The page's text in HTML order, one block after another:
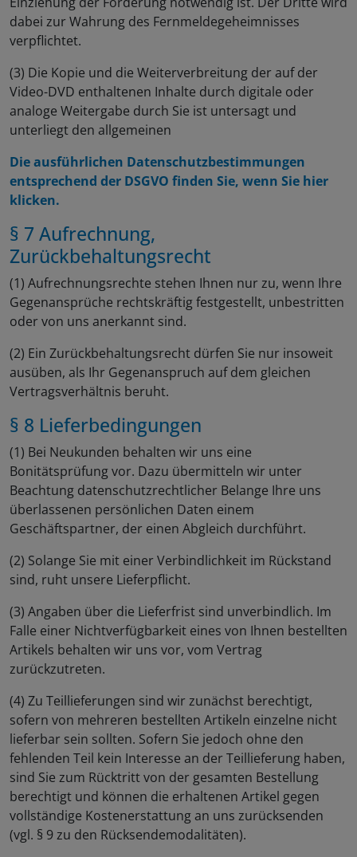
dabei zur Wahrung des Fernmeldegeheimnisses
verpflichtet.
(3) Die Kopie und die Weiterverbreitung der auf der
Video-DVD enthaltenen Inhalte durch digitale oder
analoge Weitergabe durch Sie ist untersagt und
unterliegt den allgemeinen
Die ausführlichen Datenschutzbestimmungen
entsprechend der DSGVO finden Sie, wenn Sie hier
klicken.
§ 7 Aufrechnung,
Zurückbehaltungsrecht
(1) Aufrechnungsrechte stehen Ihnen nur zu, wenn Ihre
Gegenansprüche rechtskräftig festgestellt, unbestritten
oder von uns anerkannt sind.
(2) Ein Zurückbehaltungsrecht dürfen Sie nur insoweit
ausüben, als Ihr Gegenanspruch auf dem gleichen
Vertragsverhältnis beruht.
§ 8 Lieferbedingungen
(1) Bei Neukunden behalten wir uns eine
Bonitätsprüfung vor. Dazu übermitteln wir unter
Beachtung datenschutzrechtlicher Belange Ihre uns
überlassenen persönlichen Daten einem
Geschäftspartner, der einen Abgleich durchführt.
(2) Solange Sie mit einer Verbindlichkeit im Rückstand
sind, ruht unsere Lieferpflicht.
(3) Angaben über die Lieferfrist sind unverbindlich. Im
Falle einer Nichtverfügbarkeit eines von Ihnen bestellten
Artikels behalten wir uns vor, vom Vertrag
zurückzutreten.
(4) Zu Teillieferungen sind wir zunächst berechtigt,
sofern von mehreren bestellten Artikeln einzelne nicht
lieferbar sein sollten. Sofern Sie jedoch ohne den
fehlenden Teil kein Interesse an der Teillieferung haben,
sind Sie zum Rücktritt von der gesamten Bestellung
berechtigt und können die erhaltenen Artikel gegen
vollständige Kostenerstattung an uns zurücksenden
(vgl. § 9 zu den Rücksendemodalitäten).